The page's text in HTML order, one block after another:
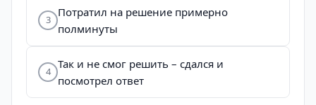
3
Потратил на решение примерно
полминуты
4
Так и не смог решить – сдался и
посмотрел ответ